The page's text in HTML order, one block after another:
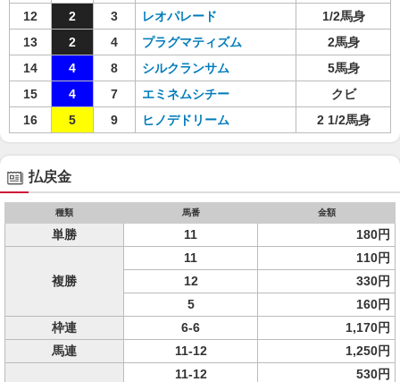
12
2 3 レオパレード
1/2馬身
13
2 4 プラグマティズム
2馬身
14
4 8 シルクランサム
5馬身
15
4 7 エミネムシチー
クビ
16
5 9 ヒノデドリーム 2 1/2馬身
払戻金
種類 馬番 金額
単勝 11 180円
複勝
11
110円
12
330円
5
160円
枠連
6-6
1,170円
馬連
11-12 1,250円
11-12
530円